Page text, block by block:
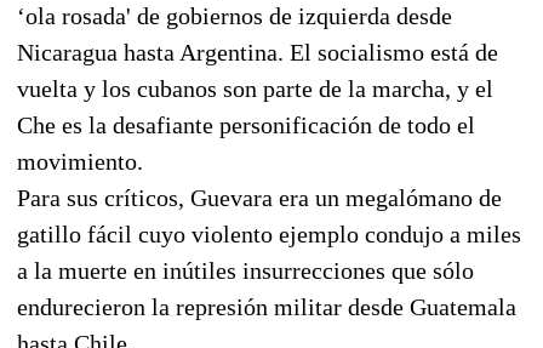
‘ola rosada' de gobiernos de izquierda desde
Nicaragua hasta Argentina. El socialismo está de
vuelta y los cubanos son parte de la marcha, y el
Che es la desafiante personificación de todo el
movimiento.
Para sus críticos, Guevara era un megalómano de
gatillo fácil cuyo violento ejemplo condujo a miles
a la muerte en inútiles insurrecciones que sólo
endurecieron la represión militar desde Guatemala